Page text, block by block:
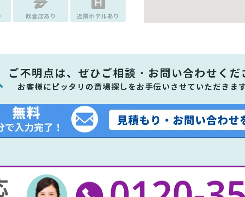
飲食店あり 近隣ホテルあり
ご不明点は、ぜひ ご相談・お問い合わせくだ
お客様にピッタリの斎場探しをお手伝いさせていただきます